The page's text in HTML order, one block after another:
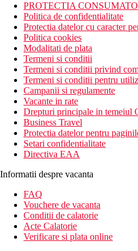
PROTECTIA
Politica de confidentialitate
Protectia datelor cu caracter
Politica cookies
Modalitati de plata
Termeni si conditii
Termeni si conditii privind
Termeni si conditii pentru
Campanii si regulamente
Vacante in rate
Drepturi principale in temeiul
Business Travel
Protectia datelor pentru
Setari confidentialitate
Directiva EAA
Informatii despre vacanta
FAQ
Vouchere de vacanta
Conditii de calatorie
Acte Calatorie
Verificare si plata online